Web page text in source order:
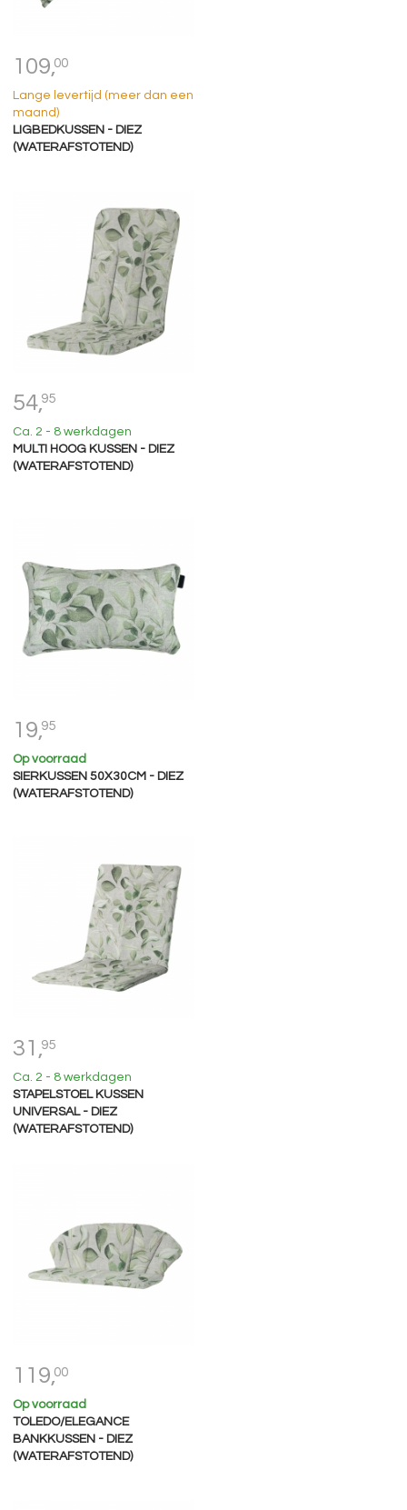
109,00
Lange levertijd (meer dan een
maand)
LIGBEDKUSSEN - DIEZ
(WATERAFSTOTEND)
54,95
Ca. 2 - 8 werkdagen
MULTI HOOG KUSSEN - DIEZ
(WATERAFSTOTEND)
19,95
Op voorraad
SIERKUSSEN 50X30CM - DIEZ
(WATERAFSTOTEND)
31,95
Ca. 2 - 8 werkdagen
STAPELSTOEL KUSSEN
UNIVERSAL - DIEZ
(WATERAFSTOTEND)
119,00
Op voorraad
TOLEDO/ELEGANCE
BANKKUSSEN - DIEZ
(WATERAFSTOTEND)